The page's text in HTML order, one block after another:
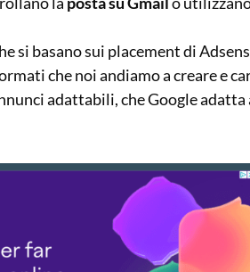
si basano sui placement di
che noi andiamo a creare e
adattabili, che Google adatta